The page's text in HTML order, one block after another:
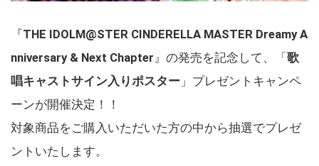
『THE IDOLM@STER CINDERELLA MASTER Dreamy A
nniversary & Next Chapter 』の発売を記念して、「歌
唱キャストサイン入りポスター 」プレゼントキャンペ
ーンが開催決定！！
対象商品をご購入いただいた方の中から抽選でプレゼ
ントいたします。